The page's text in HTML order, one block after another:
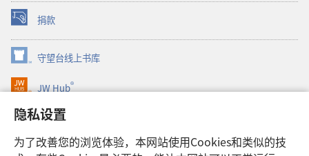
隐私设置
为了改善您的浏览体验，本网站使用Cookies和类似的技
捐款
（打
开
新
窗
口）
守望台线上书库
（打
开
新
口）
JW Hub®
（打
开
新
口）
JW Library®
Watchtower Library